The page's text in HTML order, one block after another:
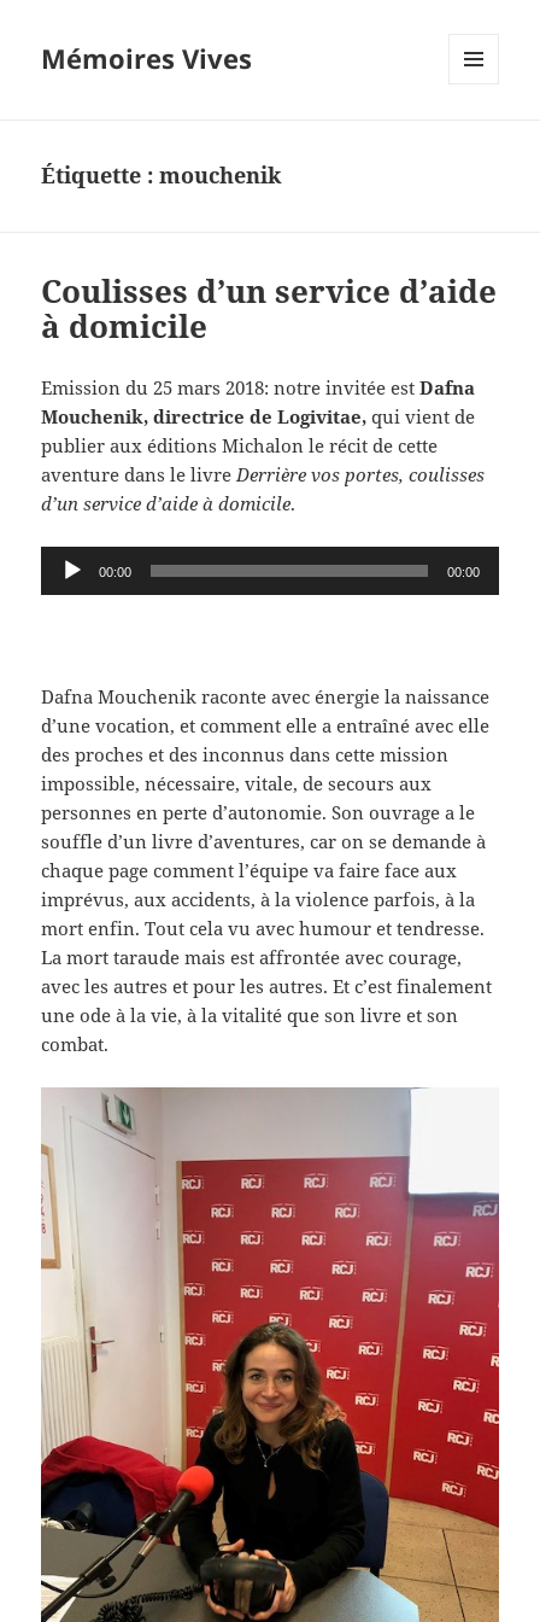
Mémoires Vives
Étiquette :mouchenik
Coulisses d’un service d’aide
à domicile
Emission du 25 mars 2018: notre invitée estDafna
Mouchenik, directrice de Logivitae, qui vient de
publier aux éditions Michalon le récit de cette
aventure dans le livreDerrière vos portes, coulisses
d’un service d’aide à domicile.
Lecteur
audio
00:00 00:00
Dafna Mouchenik raconte avec énergie la naissance
d’une vocation, et comment elle a entraîné avec elle
des proches et des inconnus dans cette mission
impossible, nécessaire, vitale, de secours aux
personnes en perte d’autonomie. Son ouvrage a le
souffle d’un livre d’aventures, car on se demande à
chaque page comment l’équipe va faire face aux
imprévus, aux accidents, à la violence parfois, à la
mort enfin. Tout cela vu avec humour et tendresse.
La mort taraude mais est affrontée avec courage,
avec les autres et pour les autres. Et c’est finalement
une ode à la vie, à la vitalité que son livre et son
combat.